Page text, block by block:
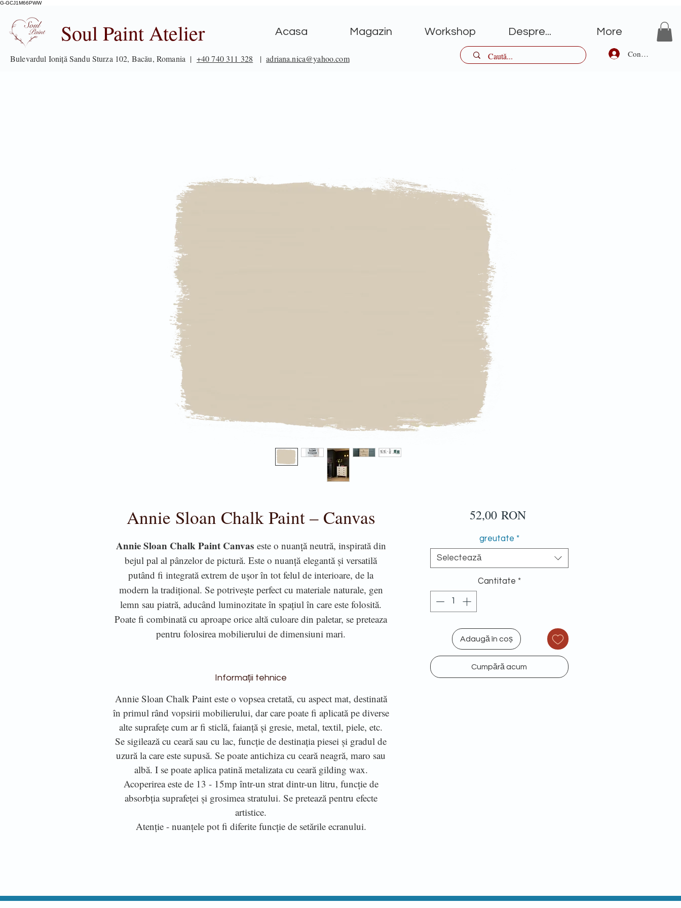
G-GCJ1M66PWW
Soul Paint Atelier Acasa Magazin Workshop Despre... More
Bulevardul Ioniță Sandu Sturza 102, Bacău, Romania | +40 740 311 328 |adriana.nica@yahoo.com Conectează-te
Annie Sloan Chalk Paint – Canvas
Annie Sloan Chalk Paint Canvas este o nuanță neutră, inspirată din
bejul pal al pânzelor de pictură. Este o nuanță elegantă și versatilă
putând fi integrată extrem de ușor în tot felul de interioare, de la
modern la tradițional. Se potrivește perfect cu materiale naturale, gen
lemn sau piatră, aducând luminozitate în spațiul în care este folosită.
Poate fi combinată cu aproape orice altă culoare din paletar, se preteaza
pentru folosirea mobilierului de dimensiuni mari.
Informații tehnice
Annie Sloan Chalk Paint este o vopsea cretată, cu aspect mat, destinată
în primul rând vopsirii mobilierului, dar care poate fi aplicată pe diverse
alte suprafețe cum ar fi sticlă, faianță și gresie, metal, textil, piele, etc.
Se sigilează cu ceară sau cu lac, funcție de destinația piesei și gradul de
uzură la care este supusă. Se poate antichiza cu ceară neagră, maro sau
albă. I se poate aplica patină metalizata cu ceară gilding wax.
Acoperirea este de 13 - 15mp într-un strat dintr-un litru, funcție de
absorbția suprafeței și grosimea stratului. Se pretează pentru efecte
artistice.
Atenție - nuanțele pot fi diferite funcție de setările ecranului.
52,00 RONPreț
greutate *
Selectează
Cantitate *
Adaugă în coș
Cumpără acum